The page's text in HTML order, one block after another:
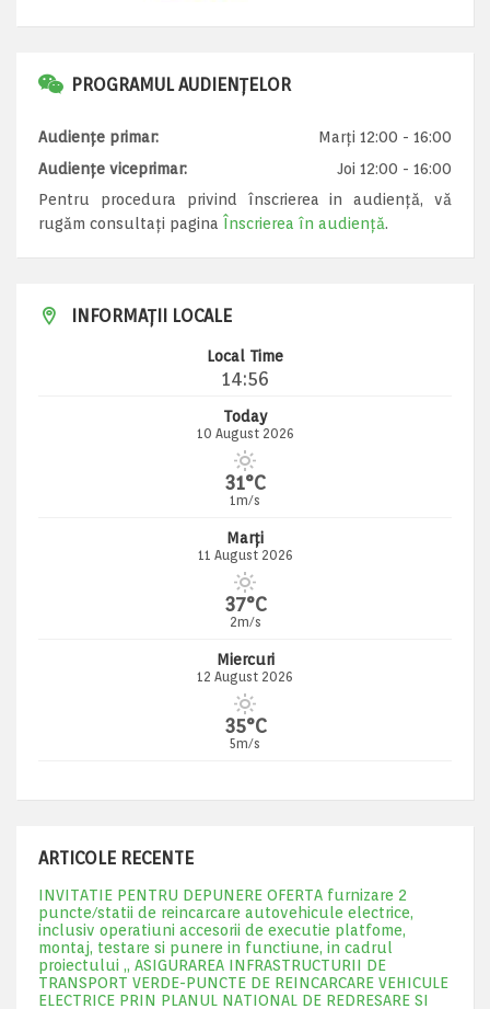
PROGRAMUL AUDIENȚELOR
Audiențe primar:
Marți 12:00 - 16:00
Audiențe viceprimar:
Joi 12:00 - 16:00
Pentru procedura privind înscrierea in audiență, vă
rugăm consultați pagina Înscrierea în audiență.
INFORMAȚII LOCALE
Local Time
14:56
Today
10 August 2026
31°C
1m/s
Marți
11 August 2026
37°C
2m/s
Miercuri
12 August 2026
35°C
5m/s
ARTICOLE RECENTE
INVITATIE PENTRU DEPUNERE OFERTA furnizare 2
puncte/statii de reincarcare autovehicule electrice,
inclusiv operatiuni accesorii de executie platfome,
montaj, testare si punere in functiune, in cadrul
proiectului „ ASIGURAREA INFRASTRUCTURII DE
TRANSPORT VERDE-PUNCTE DE REINCARCARE VEHICULE
ELECTRICE PRIN PLANUL NATIONAL DE REDRESARE SI